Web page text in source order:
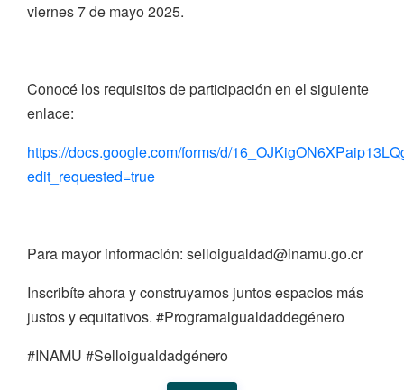
viernes 7 de mayo 2025.
Conocé los requisitos de participación en el siguiente
enlace:
https://docs.google.com/forms/d/
edit_requested=true
Para mayor información: selloigualdad@inamu.go.cr
Inscribíte ahora y construyamos juntos espacios más
justos y equitativos. #Programalgualdaddegénero
#INAMU #Selloigualdadgénero